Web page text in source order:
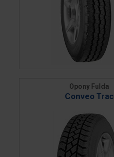
Opony Fulda
Conveo Trac